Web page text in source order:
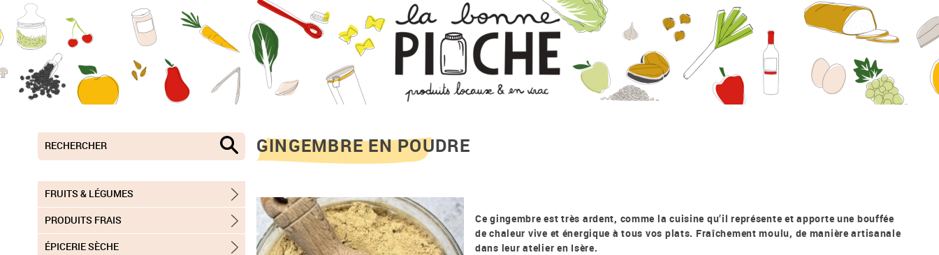
FRUITS & LÉGUMES
PRODUITS FRAIS
ÉPICERIE SÈCHE
GINGEMBRE EN POUDRE
Ce gingembre est très ardent, comme la cuisine qu’il représente et apporte une bouffée
de chaleur vive et énergique à tous vos plats. Fraîchement moulu, de manière artisanale
dans leur atelier en Isère.